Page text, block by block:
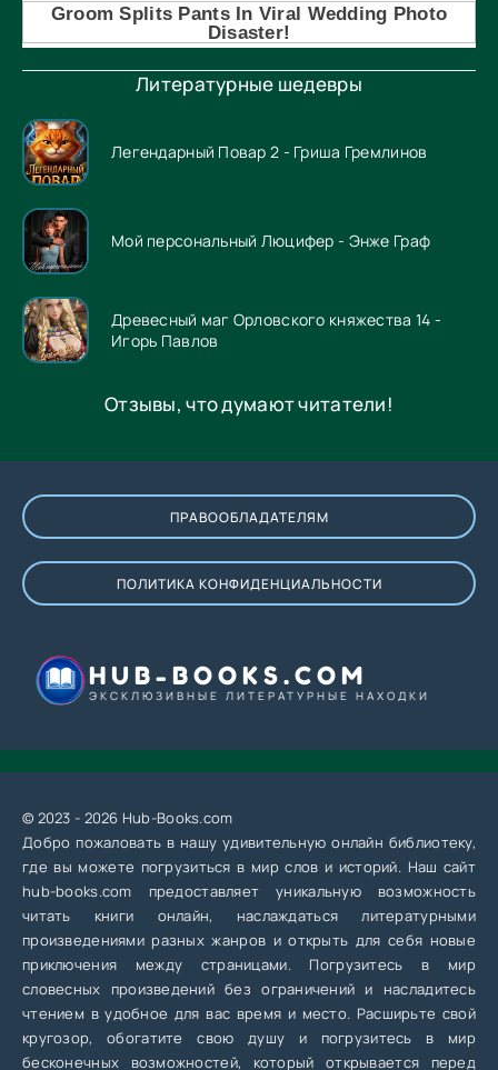
Литературные шедевры
Легендарный Повар 2 - Гриша Гремлинов
Мой персональный Люцифер - Энже Граф
Древесный маг Орловского княжества 14 -
Игорь Павлов
Отзывы, что думают читатели!
ПРАВООБЛАДАТЕЛЯМ
ПОЛИТИКА КОНФИДЕНЦИАЛЬНОСТИ
HUB-BOOKS.COM
ЭКСКЛЮЗИВНЫЕ ЛИТЕРАТУРНЫЕ НАХОДКИ
© 2023 - 2026 Hub-Books.com
Добро пожаловать в нашу удивительную онлайн библиотеку,
где вы можете погрузиться в мир слов и историй. Наш сайт
hub-books.com предоставляет уникальную возможность
читать книги онлайн, наслаждаться литературными
произведениями разных жанров и открыть для себя новые
приключения между страницами. Погрузитесь в мир
словесных произведений без ограничений и насладитесь
чтением в удобное для вас время и место. Расширьте свой
кругозор, обогатите свою душу и погрузитесь в мир
бесконечных возможностей, который открывается перед